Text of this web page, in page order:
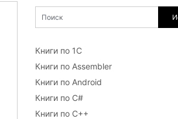
Книги по 1С
Книги по Assembler
Книги по Android
Книги по C#
Книги по C++